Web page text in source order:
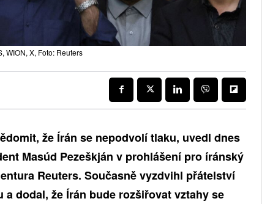
WION, X, Foto: Reuters
že Írán se nepodvolí tlaku, uvedl dnes
Masúd Pezeškján v prohlášení pro íránský
Reuters. Současně vyzdvihl přátelství
a dodal, že Írán bude rozšiřovat vztahy se